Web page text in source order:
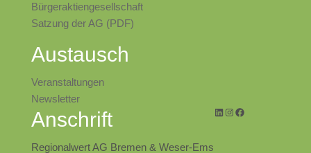
Bürgeraktiengesellschaft
Satzung der AG (PDF)
Austausch
Veranstaltungen
Newsletter
Anschrift
Regionalwert AG Bremen & Weser-Ems
LinkedIn
Instagram
Facebook